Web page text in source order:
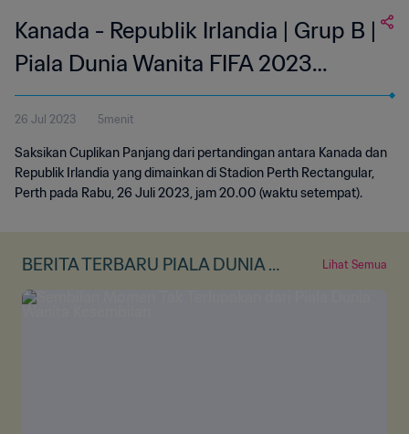
Kanada - Republik Irlandia | Grup B |
Piala Dunia Wanita FIFA 2023
Australia & Selandia Baru | Cuplikan
Panjang
26 Jul 2023 5menit
Saksikan Cuplikan Panjang dari pertandingan antara Kanada dan
Republik Irlandia yang dimainkan di Stadion Perth Rectangular,
Perth pada Rabu, 26 Juli 2023, jam 20.00 (waktu setempat).
BERITA TERBARU PIALA DUNIA W
ANITA FIFA
Lihat Semua